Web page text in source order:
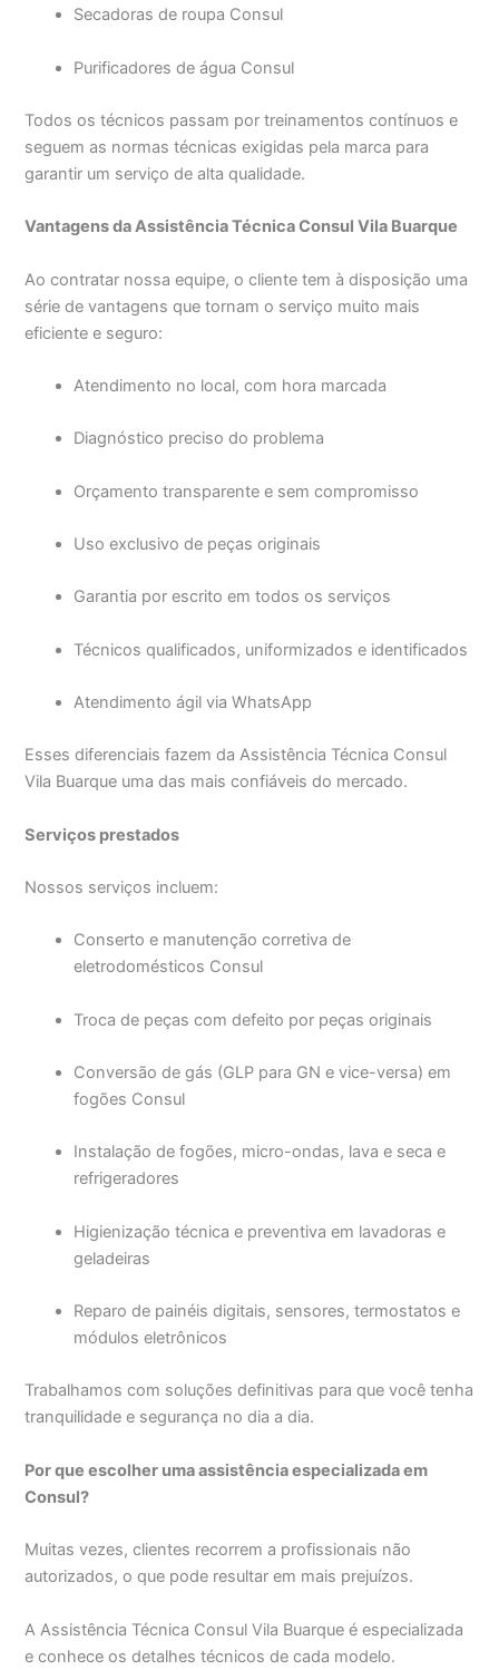
Secadoras de roupa Consul
Purificadores de água Consul
Todos os técnicos passam por treinamentos contínuos e
seguem as normas técnicas exigidas pela marca para
garantir um serviço de alta qualidade.
Vantagens da Assistência Técnica Consul Vila Buarque
Ao contratar nossa equipe, o cliente tem à disposição uma
série de vantagens que tornam o serviço muito mais
eficiente e seguro:
Atendimento no local, com hora marcada
Diagnóstico preciso do problema
Orçamento transparente e sem compromisso
Uso exclusivo de peças originais
Garantia por escrito em todos os serviços
Técnicos qualificados, uniformizados e identificados
Atendimento ágil via WhatsApp
Esses diferenciais fazem da Assistência Técnica Consul
Vila Buarque uma das mais confiáveis do mercado.
Serviços prestados
Nossos serviços incluem:
Conserto e manutenção corretiva de
eletrodomésticos Consul
Troca de peças com defeito por peças originais
Conversão de gás (GLP para GN e vice-versa) em
fogões Consul
Instalação de fogões, micro-ondas, lava e seca e
refrigeradores
Higienização técnica e preventiva em lavadoras e
geladeiras
Reparo de painéis digitais, sensores, termostatos e
módulos eletrônicos
Trabalhamos com soluções definitivas para que você tenha
tranquilidade e segurança no dia a dia.
Por que escolher uma assistência especializada em
Consul?
Muitas vezes, clientes recorrem a profissionais não
autorizados, o que pode resultar em mais prejuízos.
A Assistência Técnica Consul Vila Buarque é especializada
e conhece os detalhes técnicos de cada modelo.